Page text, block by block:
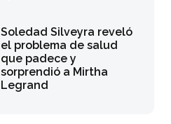
Soledad Silveyra reveló
el problema de salud
que padece y
sorprendió a Mirtha
Legrand